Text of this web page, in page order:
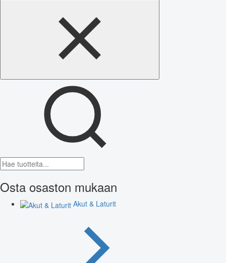
Osta osaston mukaan
Akut & Laturit